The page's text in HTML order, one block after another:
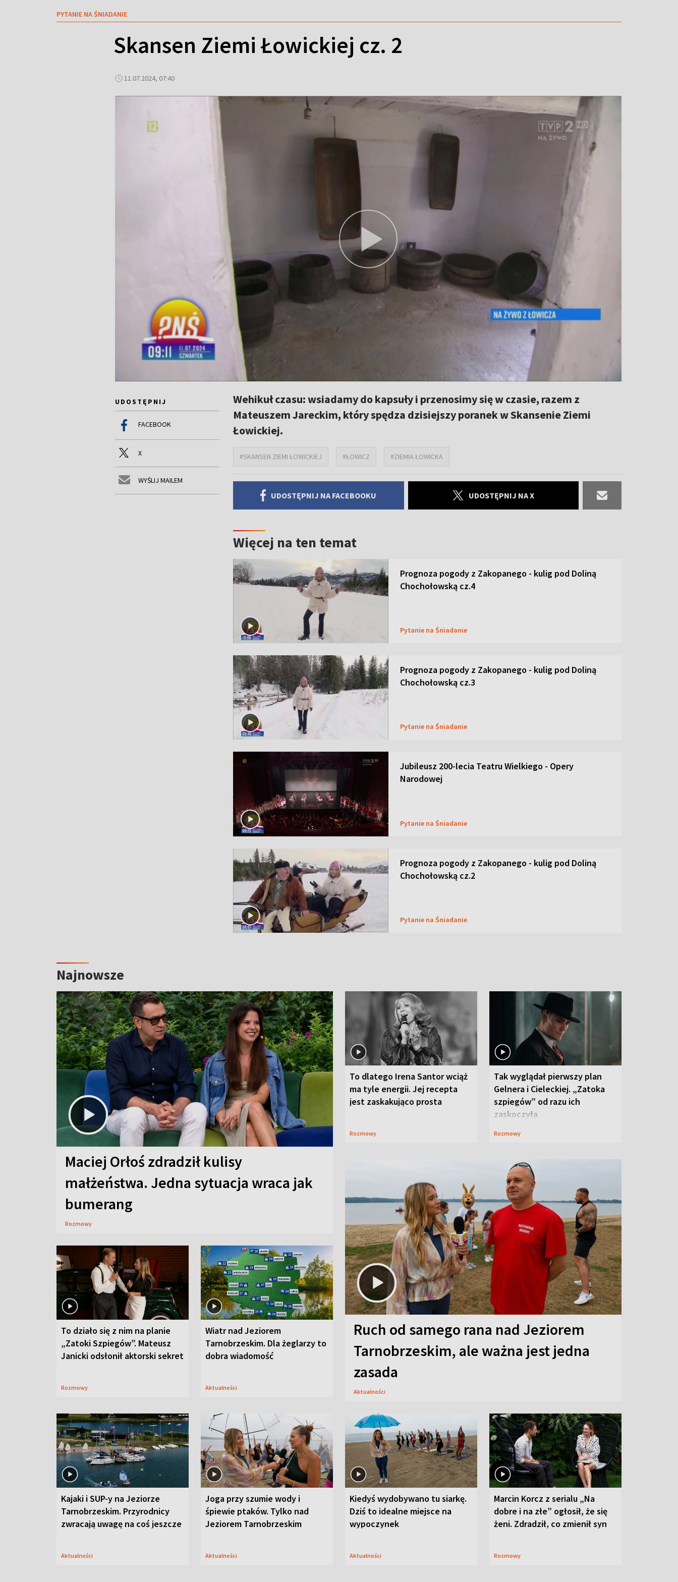
PYTANIE NA ŚNIADANIE
Skansen Ziemi Łowickiej cz. 2
11.07.2024, 07:40
UDOSTĘPNIJ
FACEBOOK
X
WYŚLIJ MAILEM
Wehikuł czasu: wsiadamy do kapsuły i przenosimy się w czasie, razem z
Mateuszem Jareckim, który spędza dzisiejszy poranek w Skansenie Ziemi
Łowickiej.
#SKANSEN ZIEMI ŁOWICKIEJ #ŁOWICZ #ZIEMIA ŁOWICKA
UDOSTĘPNIJ NA FACEBOOKU UDOSTĘPNIJ NA X
Więcej na ten temat
Prognoza pogody z Zakopanego - kulig pod Doliną
Chochołowską cz.4
Pytanie na Śniadanie
Prognoza pogody z Zakopanego - kulig pod Doliną
Chochołowską cz.3
Pytanie na Śniadanie
Jubileusz 200-lecia Teatru Wielkiego - Opery
Narodowej
Pytanie na Śniadanie
Prognoza pogody z Zakopanego - kulig pod Doliną
Chochołowską cz.2
Pytanie na Śniadanie
Najnowsze
Maciej Orłoś zdradził kulisy
małżeństwa. Jedna sytuacja wraca jak
bumerang
Rozmowy
To dlatego Irena Santor wciąż
ma tyle energii. Jej recepta
jest zaskakująco prosta
Rozmowy
Tak wyglądał pierwszy plan
Gelnera i Cieleckiej. „Zatoka
szpiegów” od razu ich
zaskoczyła
Rozmowy
To działo się z nim na planie
„Zatoki Szpiegów”. Mateusz
Janicki odsłonił aktorski sekret
Rozmowy
Wiatr nad Jeziorem
Tarnobrzeskim. Dla żeglarzy to
dobra wiadomość
Aktualności
Ruch od samego rana nad Jeziorem
Tarnobrzeskim, ale ważna jest jedna
zasada
Aktualności
Kajaki i SUP-y na Jeziorze
Tarnobrzeskim. Przyrodnicy
zwracają uwagę na coś jeszcze
Aktualności
Joga przy szumie wody i
śpiewie ptaków. Tylko nad
Jeziorem Tarnobrzeskim
Aktualności
Kiedyś wydobywano tu siarkę.
Dziś to idealne miejsce na
wypoczynek
Aktualności
Marcin Korcz z serialu „Na
dobre i na złe” ogłosił, że się
żeni. Zdradził, co zmienił syn
Rozmowy